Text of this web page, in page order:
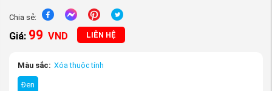
Chia sẻ:
Giá: 99 VND LIÊN HỆ
Màu sắc:
Đen
Xóa thuộc tính